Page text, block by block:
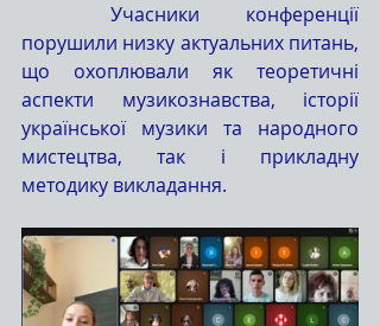
порушили низку актуальних питань,
що охоплювали як теоретичні
аспекти музикознавства, історії
української музики та народного
мистецтва, так і прикладну
методику викладання.